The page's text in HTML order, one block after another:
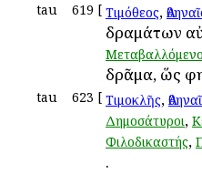
tau 619 [ Τιμόθεος,
δραμάτων
δρᾶμα, ὥς
tau 623 [ Τιμοκλῆς,
Δημοσάτυροι,
Φιλοδικαστής,
.